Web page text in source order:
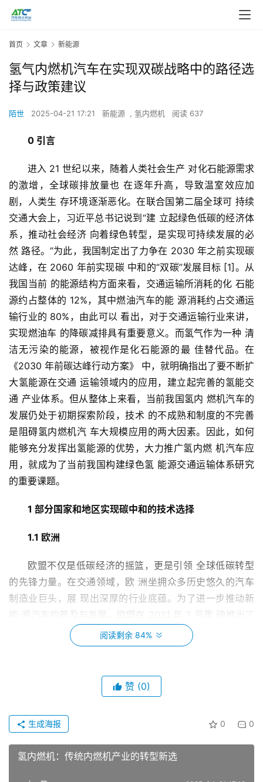
首页 文章 新能源
氢气内燃机汽车在实现双碳战略中的路径选
择与政策建议
陌世 2025-04-21 17:21 新能源 , 氢内燃机 阅读 637
0 引言
进入 21 世纪以来，随着人类社会生产 对化石能源需求
的激增，全球碳排放量也 在逐年升高，导致温室效应加
剧，人类生 存环境逐渐恶化。在联合国第二届全球可 持续
交通大会上，习近平总书记说到“建 立起绿色低碳的经济体
系，推动社会经济 向着绿色转型，是实现可持续发展的必
然 路径。”为此，我国制定出了力争在 2030 年之前实现碳
达峰，在 2060 年前实现碳 中和的“双碳”发展目标 [1]。从
我国当前 的能源结构方面来看，交通运输所消耗的化 石能
源约占整体的 12%，其中燃油汽车的能 源消耗约占交通运
输行业的 80%，由此可以 看出，对于交通运输行业来讲，
实现燃油车 的降碳减排具有重要意义。而氢气作为一种 清
洁无污染的能源，被视作是化石能源的最 佳替代品。在
《2030 年前碳达峰行动方案》 中，就明确指出了要不断扩
大氢能源在交通 运输领域内的应用，建立起完善的氢能交
通 产业体系。但从整体上来看，当前我国氢内 燃机汽车的
发展仍处于初期探索阶段，技术 的不成熟和制度的不完善
是阻碍氢内燃机汽 车大规模应用的两大因素。因此，如何
能够充分发挥出氢能源的优势，大力推广氢内燃 机汽车应
用，就成为了当前我国构建绿色氢 能源交通运输体系研究
的重要课题。
1 部分国家和地区实现碳中和的技术选择
1.1 欧洲
欧盟不仅是低碳经济的摇篮，更是引领 全球低碳转型
的先锋力量。在交通领域，欧 洲坐拥众多历史悠久的汽车
制造业巨头，展 现出深厚的行业底蕴。为了进一步推动新
能 源汽车的普及与发展，欧盟在 2021 年 7 月重 磅推出了
《Fit for 55》政策框架草案，这一举 措彰显了其实现更加
雄心勃勃减排目标的决 心。根据该草案，欧盟设定了从
准水平削减 65% 的宏伟目标，并力求在 2035 年实现汽车
行业全面的净零排放目标，标志 着欧洲向零碳交通时代迈
出了坚实的一步。 欧盟实现可持续发展和碳中和的路径如
图 1 所示。
阅读剩余 84%
赞 (0)
0 0
生成海报
氢内燃机：传统内燃机产业的转型新选